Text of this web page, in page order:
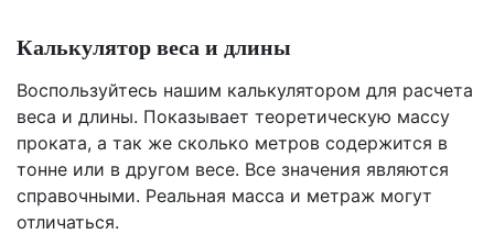
Калькулятор веса и длины
Воспользуйтесь нашим калькулятором для расчета
веса и длины. Показывает теоретическую массу
проката, а так же сколько метров содержится в
тонне или в другом весе. Все значения являются
справочными. Реальная масса и метраж могут
отличаться.